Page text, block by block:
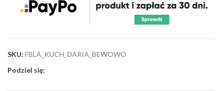
SKU: FBLA_KUCH_DARIA_BEWOWO
Podziel się: